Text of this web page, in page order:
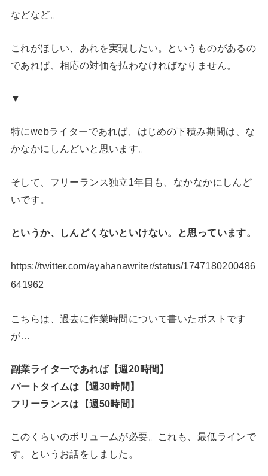
などなど。
これがほしい、あれを実現したい。というものがあるの
であれば、相応の対価を払わなければなりません。
▼
特にwebライターであれば、はじめの下積み期間は、な
かなかにしんどいと思います。
そして、フリーランス独立1年目も、なかなかにしんど
いです。
というか、しんどくないといけない。と思っています。
https://twitter.com/ayahanawriter/status/1747180200486
641962
こちらは、過去に作業時間について書いたポストです
が…
副業ライターであれば【週20時間】
パートタイムは【週30時間】
フリーランスは【週50時間】
このくらいのボリュームが必要。これも、最低ラインで
す。というお話をしました。